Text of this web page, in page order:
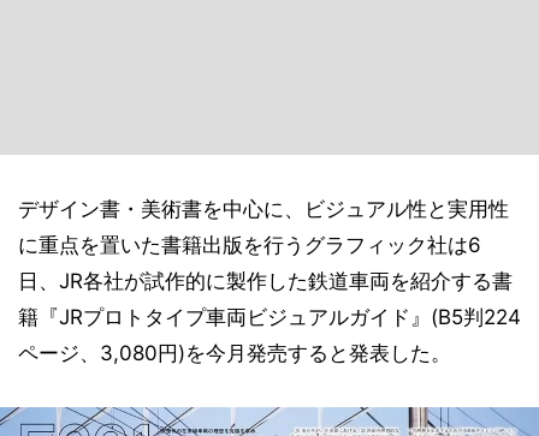
デザイン書・美術書を中心に、ビジュアル性と実用性
に重点を置いた書籍出版を行うグラフィック社は6
日、JR各社が試作的に製作した鉄道車両を紹介する書
籍『JRプロトタイプ車両ビジュアルガイド』(B5判224
ページ、3,080円)を今月発売すると発表した。